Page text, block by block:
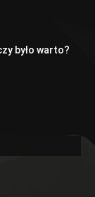
było warto?